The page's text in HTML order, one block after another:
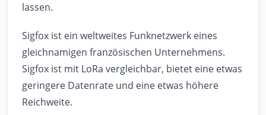
lassen.
Sigfox ist ein weltweites Funknetzwerk eines
gleichnamigen französischen Unternehmens.
Sigfox ist mit LoRa vergleichbar, bietet eine etwas
geringere Datenrate und eine etwas höhere
Reichweite.